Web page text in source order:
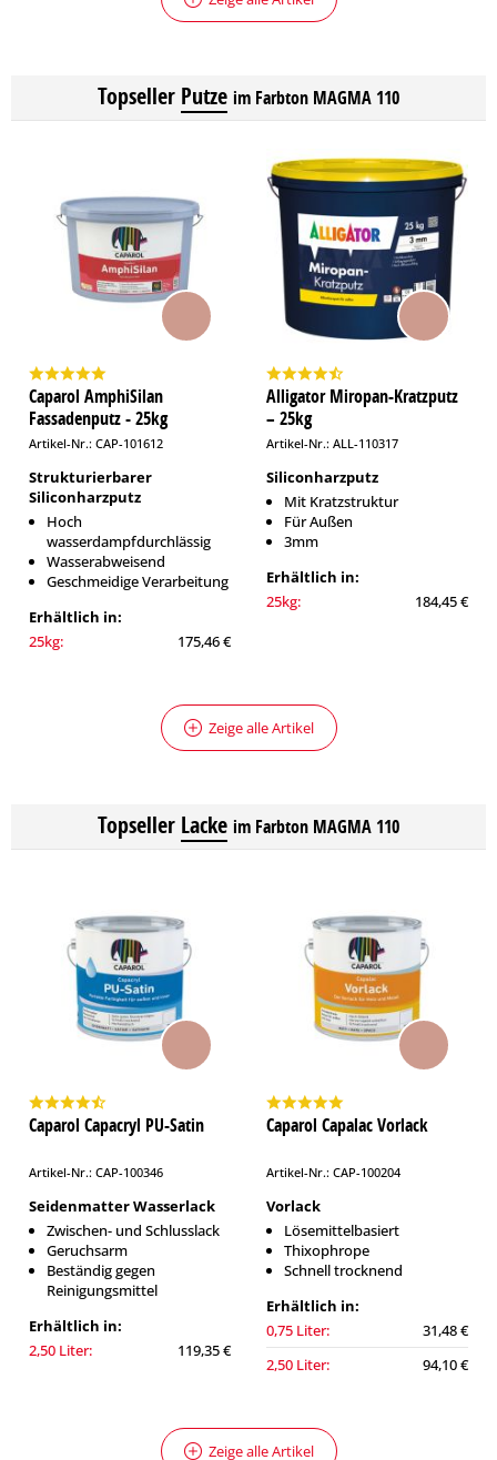
Topseller Putze im Farbton MAGMA 110
Caparol AmphiSilan
Fassadenputz - 25kg
Artikel-Nr.: CAP-101612
Strukturierbarer
Siliconharzputz
Hoch
wasserdampfdurchlässig
Wasserabweisend
Geschmeidige Verarbeitung
Erhältlich in:
25kg:
175,46 €
Alligator Miropan-Kratzputz
– 25kg
Artikel-Nr.: ALL-110317
Siliconharzputz
Mit Kratzstruktur
Für Außen
3mm
Erhältlich in:
25kg:
184,45 €
Zeige alle Artikel
Topseller Lacke im Farbton MAGMA 110
Caparol Capacryl PU-Satin
Artikel-Nr.: CAP-100346
Seidenmatter Wasserlack
Zwischen- und Schlusslack
Geruchsarm
Beständig gegen
Reinigungsmittel
Erhältlich in:
2,50 Liter:
119,35 €
Caparol Capalac Vorlack
Artikel-Nr.: CAP-100204
Vorlack
Lösemittelbasiert
Thixophrope
Schnell trocknend
Erhältlich in:
0,75 Liter:
31,48 €
2,50 Liter:
94,10 €
Zeige alle Artikel